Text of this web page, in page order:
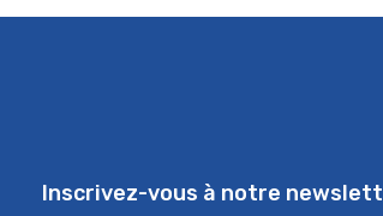
Inscrivez-vous à notre